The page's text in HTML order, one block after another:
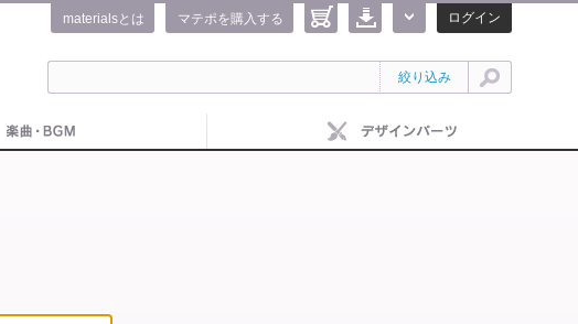
ログイン
マテポを購入する
materialsとは
絞り込み